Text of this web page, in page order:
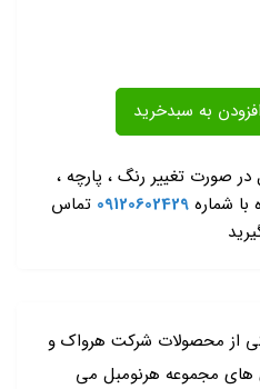
صورت تغییر رنگ ، پارچه ،
با شماره09120602429 تماس
یکی از محصولات شرکت هرواک و
های مجموعه هرنومبل می